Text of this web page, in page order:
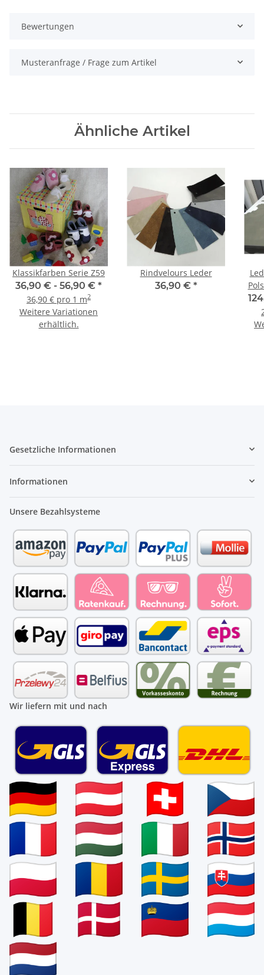
Bewertungen
Musteranfrage / Frage zum Artikel
Ähnliche Artikel
Klassikfarben Serie Z59
36,90 € - 56,90 € *
36,90 € pro 1 m2
Weitere Variationen
erhältlich.
Rindvelours Leder
36,90 € *
Gesetzliche Informationen
Informationen
Unsere Bezahlsysteme
Wir liefern mit und nach